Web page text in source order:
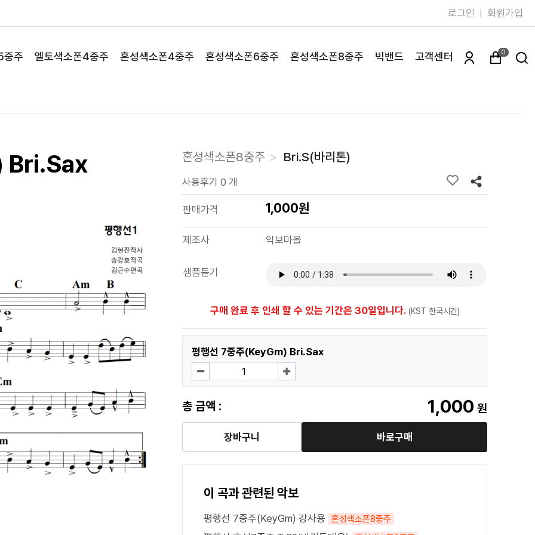
로그인 회원가입
중주 엘토색소폰4중주 혼성색소폰4중주 혼성색소폰6중주 혼성색소폰8중주 빅밴드 고객센터 0
Bri.Sax 혼성색소폰8중주 Bri.S(바리톤)
사용후기 0 개
판매가격 1,000원
제조사 악보마을
샘플듣기
구매 완료 후 인쇄 할 수 있는 기간은 30일입니다. (KST 한국시간)
평행선 7중주(KeyGm) Bri.Sax
총 금액 : 1,000 원
장바구니 바로구매
이 곡과 관련된 악보
평행선 7중주(KeyGm) 강사용 혼성색소폰8중주